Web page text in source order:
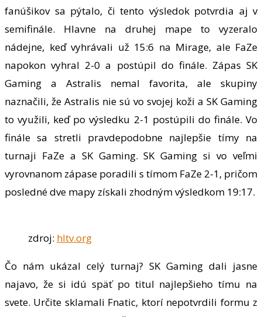
fanúšikov sa pýtalo, či tento výsledok potvrdia aj v
semifinále. Hlavne na druhej mape to vyzeralo
nádejne, keď vyhrávali už 15:6 na Mirage, ale FaZe
napokon vyhral 2-0 a postúpil do finále. Zápas SK
Gaming a Astralis nemal favorita, ale skupiny
naznačili, že Astralis nie sú vo svojej koži a SK Gaming
to využili, keď po výsledku 2-1 postúpili do finále. Vo
finále sa stretli pravdepodobne najlepšie tímy na
turnaji FaZe a SK Gaming. SK Gaming si vo veľmi
vyrovnanom zápase poradili s tímom FaZe 2-1, pričom
posledné dve mapy získali zhodným výsledkom 19:17.
zdroj: hltv.org
Čo nám ukázal celý turnaj? SK Gaming dali jasne
najavo, že si idú späť po titul najlepšieho tímu na
svete. Určite sklamali Fnatic, ktorí nepotvrdili formu z